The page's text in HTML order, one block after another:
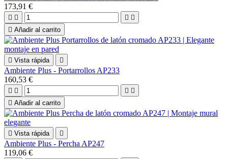
173,91 €
   
 Añadir al carrito
 Vista rápida 
Ambiente Plus - Portarrollos AP233
160,53 €
   
 Añadir al carrito
 Vista rápida 
Ambiente Plus - Percha AP247
119,06 €